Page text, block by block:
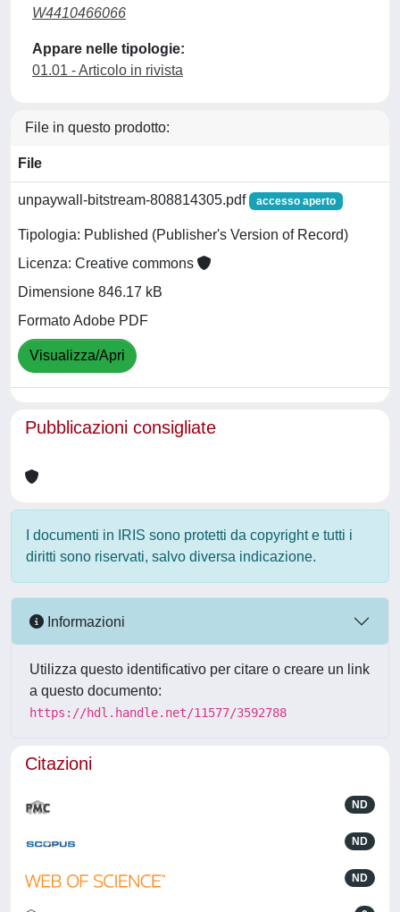
W4410466066
Appare nelle tipologie:
01.01 - Articolo in rivista
File in questo prodotto:
File
unpaywall-bitstream-808814305.pdf accesso aperto
Tipologia: Published (Publisher's Version of Record)
Licenza: Creative commons
Dimensione 846.17 kB
Formato Adobe PDF
Visualizza/Apri
Pubblicazioni consigliate
I documenti in IRIS sono protetti da copyright e tutti i
diritti sono riservati, salvo diversa indicazione.
Informazioni
Utilizza questo identificativo per citare o creare un link
a questo documento:
https://hdl.handle.net/11577/3592788
Citazioni
ND
ND
ND